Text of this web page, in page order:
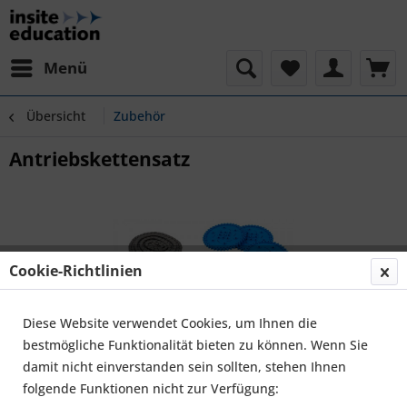
Menü
Übersicht Zubehör
Antriebskettensatz
Cookie-Richtlinien
Diese Website verwendet Cookies, um Ihnen die
bestmögliche Funktionalität bieten zu können. Wenn Sie
damit nicht einverstanden sein sollten, stehen Ihnen
folgende Funktionen nicht zur Verfügung: